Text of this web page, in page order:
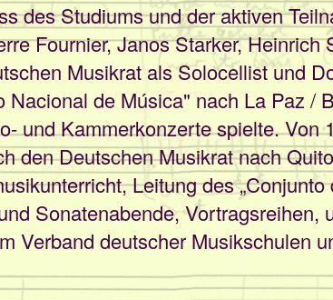
des Studiums und der aktiven
Fournier, Janos Starker, Heinrich
Musikrat als Solocellist und
Nacional de Música" nach La Paz /
und Kammerkonzerte spielte. Von
den Deutschen Musikrat nach
Leitung des
Sonatenabende, Vortragsreihen,
Verband deutscher Musikschulen